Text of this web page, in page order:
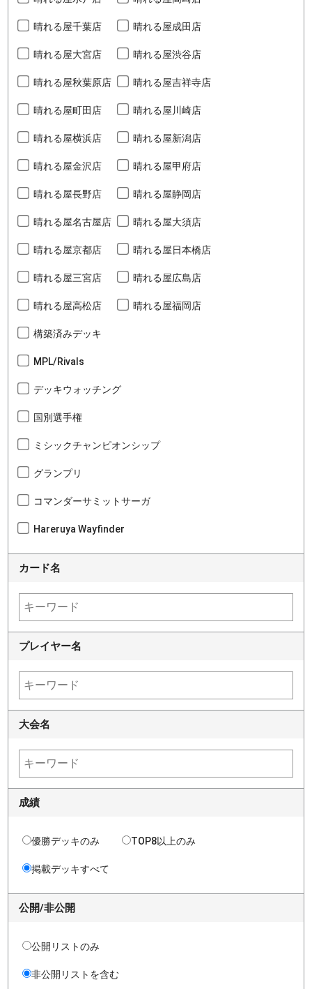
晴れる屋千葉店 晴れる屋成田店
晴れる屋大宮店 晴れる屋渋谷店
晴れる屋秋葉原店 晴れる屋吉祥寺店
晴れる屋町田店 晴れる屋川崎店
晴れる屋横浜店 晴れる屋新潟店
晴れる屋金沢店 晴れる屋甲府店
晴れる屋長野店 晴れる屋静岡店
晴れる屋名古屋店 晴れる屋大須店
晴れる屋京都店 晴れる屋日本橋店
晴れる屋三宮店 晴れる屋広島店
晴れる屋高松店 晴れる屋福岡店
構築済みデッキ
MPL/Rivals
デッキウォッチング
国別選手権
ミシックチャンピオンシップ
グランプリ
コマンダーサミットサーガ
Hareruya Wayfinder
カード名
プレイヤー名
大会名
成績
優勝デッキのみ TOP8以上のみ
掲載デッキすべて
公開/非公開
公開リストのみ
非公開リストを含む